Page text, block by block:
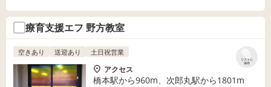
療育支援エフ 野方教室
リストに
保存
空きあり 送迎あり 土日祝営業
アクセス
橋本駅から960m、次郎丸駅から1801m